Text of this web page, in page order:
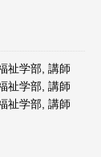
祉学部, 講師
祉学部, 講師
祉学部, 講師